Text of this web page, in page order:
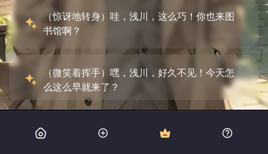
（惊讶地转身）哇，浅川，这么巧！你也来图
书馆啊？
（微笑着挥手）嘿，浅川，好久不见！今天怎
么这么早就来了？